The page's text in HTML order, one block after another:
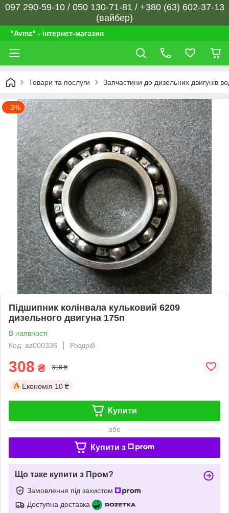
097 290-59-10 / 050 130-71-81 / +380 (63) 602-37-13
(вайбер)
"Avmz" - інтернет-магазин
Товари та послуги Запчастини до дизельних двигунів
–3%
Підшипник колінвала кульковий 6209
дизельного двигуна 175n
В наявності
Код: az000336
Роздріб
308 ₴ 318 ₴
Економія 10 ₴
Купити
або
Купити з
Що таке купити з Пром?
Замовлення під захистом
Доступна доставка